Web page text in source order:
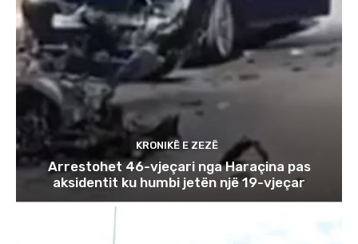
KRONIKË E ZEZË
Arrestohet 46-vjeçari nga Haraçina pas
aksidentit ku humbi jetën një 19-vjeçar